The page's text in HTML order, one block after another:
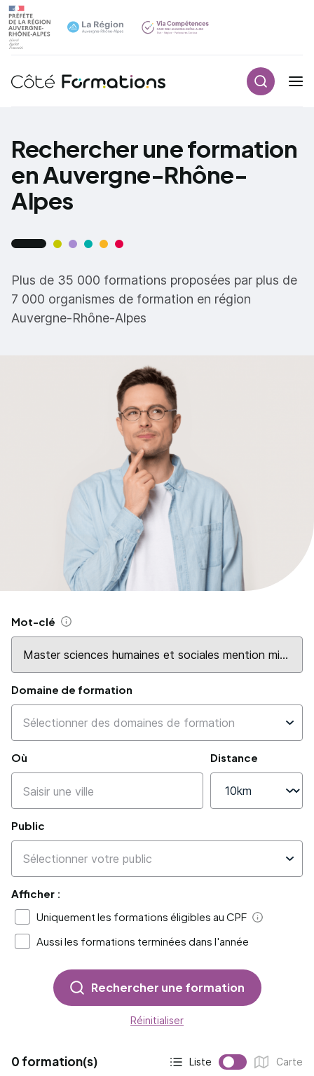
Navigation principale
Rechercher une formation
en Auvergne-Rhône-
Alpes
Plus de 35 000 formations proposées par plus de
7 000 organismes de formation en région
Auvergne-Rhône-Alpes
Mot-clé Aide
Domaine de formation
Où Distance
Public
Afficher :
Uniquement les formations éligibles au CPF
Aide
Aussi les formations terminées dans l'année
Rechercher une formation
Réinitialiser
0 formation(s)
Affichage actif :
Liste
Affichage :
Carte